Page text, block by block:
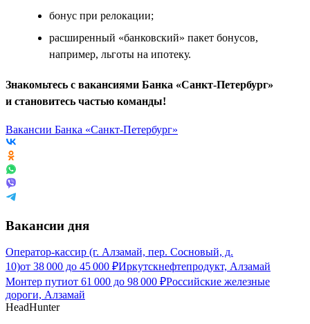
бонус при релокации;
расширенный «банковский» пакет бонусов,
например, льготы на ипотеку.
Знакомьтесь с вакансиями Банка «Санкт-Петербург»
и становитесь частью команды!
Вакансии Банка «Санкт-Петербург»
Вакансии дня
Оператор-кассир (г. Алзамай, пер. Сосновый, д.
10)от 38 000 до 45 000 ₽Иркутскнефтепродукт, Алзамай
Монтер путиот 61 000 до 98 000 ₽Российские железные
дороги, Алзамай
HeadHunter